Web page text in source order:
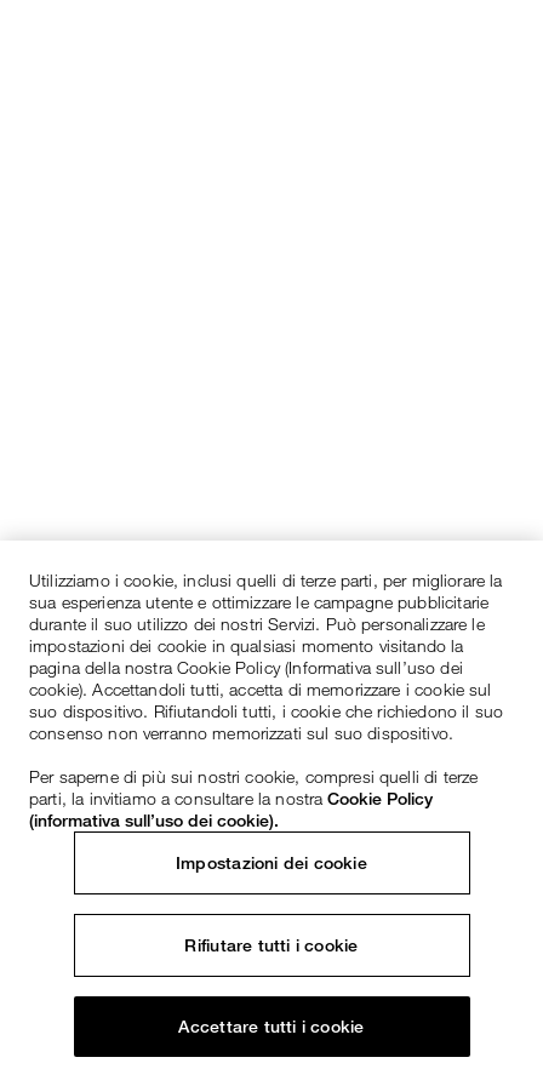
Utilizziamo i cookie, inclusi quelli di terze parti, per migliorare la
sua esperienza utente e ottimizzare le campagne pubblicitarie
durante il suo utilizzo dei nostri Servizi. Può personalizzare le
impostazioni dei cookie in qualsiasi momento visitando la
pagina della nostra Cookie Policy (Informativa sull’uso dei
cookie). Accettandoli tutti, accetta di memorizzare i cookie sul
suo dispositivo. Rifiutandoli tutti, i cookie che richiedono il suo
consenso non verranno memorizzati sul suo dispositivo.
Per saperne di più sui nostri cookie, compresi quelli di terze
parti, la invitiamo a consultare la nostraCookie Policy
(informativa sull’uso dei cookie).
Impostazioni dei cookie
Rifiutare tutti i cookie
Accettare tutti i cookie